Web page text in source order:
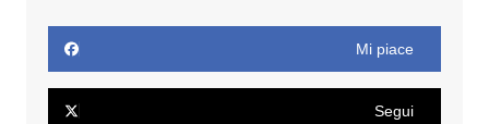
Mi piace
Segui